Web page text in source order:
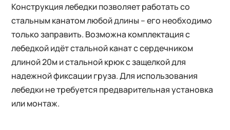
Конструкция лебедки позволяет работать со
стальным канатом любой длины – его необходимо
только заправить. Возможна комплектация с
лебедкой идёт стальной канат с сердечником
длиной 20м и стальной крюк с защелкой для
надежной фиксации груза. Для использования
лебедки не требуется предварительная установка
или монтаж.